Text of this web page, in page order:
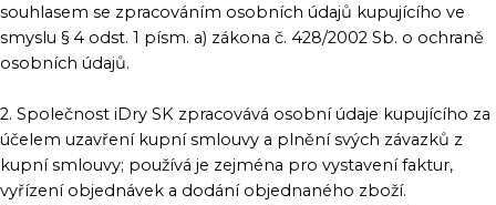
souhlasem se zpracováním osobních údajů kupujícího ve
smyslu § 4 odst. 1 písm. a) zákona č. 428/2002 Sb. o ochraně
osobních údajů.
2. Společnost iDry SK zpracovává osobní údaje kupujícího za
účelem uzavření kupní smlouvy a plnění svých závazků z
kupní smlouvy; používá je zejména pro vystavení faktur,
vyřízení objednávek a dodání objednaného zboží.